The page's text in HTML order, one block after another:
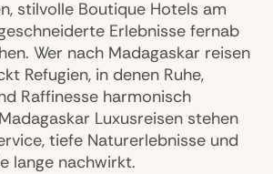
stilvolle Boutique Hotels am
Erlebnisse fernab
Wer nach Madagaskar reisen
Refugien, in denen Ruhe,
Raffinesse harmonisch
Luxusreisen stehen
tiefe Naturerlebnisse und
lange nachwirkt.